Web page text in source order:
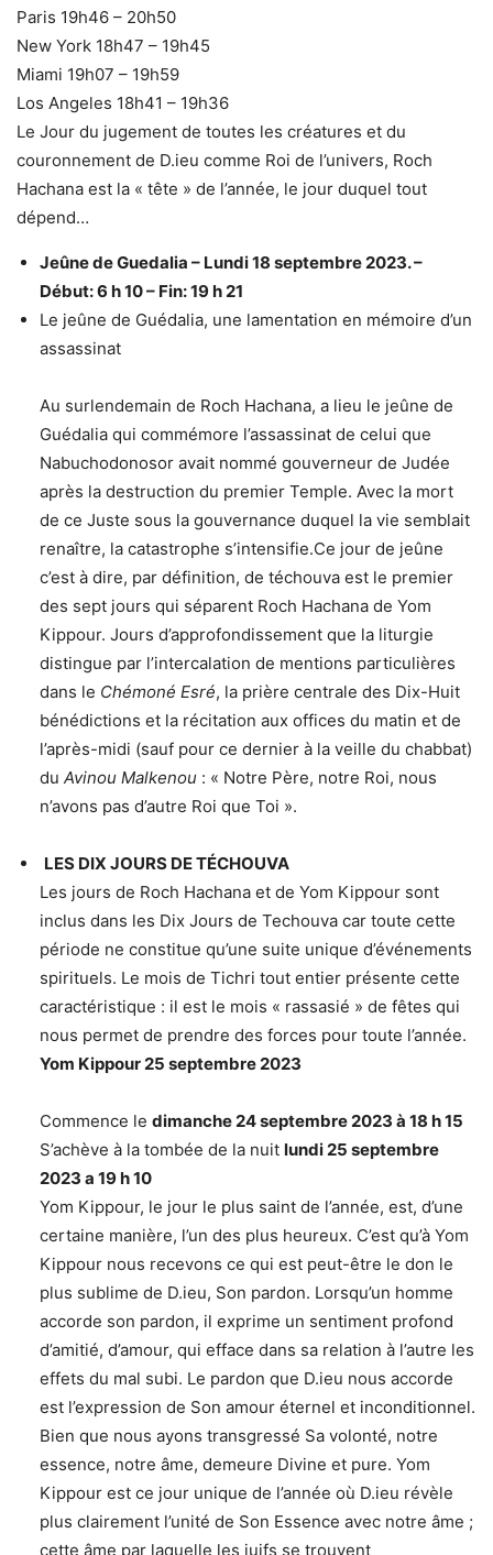
Paris 19h46 – 20h50
New York 18h47 – 19h45
Miami 19h07 – 19h59
Los Angeles 18h41 – 19h36
Le Jour du jugement de toutes les créatures et du
couronnement de D.ieu comme Roi de l’univers, Roch
Hachana est la « tête » de l’année, le jour duquel tout
dépend…
Jeûne de Guedalia – Lundi 18 septembre 2023. –
Début: 6 h 10 – Fin: 19 h 21
Le jeûne de Guédalia, une lamentation en mémoire d’un
assassinat
Au surlendemain de Roch Hachana, a lieu le jeûne de
Guédalia qui commémore l’assassinat de celui que
Nabuchodonosor avait nommé gouverneur de Judée
après la destruction du premier Temple. Avec la mort
de ce Juste sous la gouvernance duquel la vie semblait
renaître, la catastrophe s’intensifie.Ce jour de jeûne
c’est à dire, par définition, de téchouva est le premier
des sept jours qui séparent Roch Hachana de Yom
Kippour. Jours d’approfondissement que la liturgie
distingue par l’intercalation de mentions particulières
dans le Chémoné Esré, la prière centrale des Dix-Huit
bénédictions et la récitation aux offices du matin et de
l’après-midi (sauf pour ce dernier à la veille du chabbat)
du Avinou Malkenou : « Notre Père, notre Roi, nous
n’avons pas d’autre Roi que Toi ».
LES DIX JOURS DE TÉCHOUVA
Les jours de Roch Hachana et de Yom Kippour sont
inclus dans les Dix Jours de Techouva car toute cette
période ne constitue qu’une suite unique d’événements
spirituels. Le mois de Tichri tout entier présente cette
caractéristique : il est le mois « rassasié » de fêtes qui
nous permet de prendre des forces pour toute l’année.
Yom Kippour 25 septembre 2023
Commence le dimanche 24 septembre 2023 à 18 h 15
S’achève à la tombée de la nuit lundi 25 septembre
2023 a 19 h 10
Yom Kippour, le jour le plus saint de l’année, est, d’une
certaine manière, l’un des plus heureux. C’est qu’à Yom
Kippour nous recevons ce qui est peut-être le don le
plus sublime de D.ieu, Son pardon. Lorsqu’un homme
accorde son pardon, il exprime un sentiment profond
d’amitié, d’amour, qui efface dans sa relation à l’autre les
effets du mal subi. Le pardon que D.ieu nous accorde
est l’expression de Son amour éternel et inconditionnel.
Bien que nous ayons transgressé Sa volonté, notre
essence, notre âme, demeure Divine et pure. Yom
Kippour est ce jour unique de l’année où D.ieu révèle
plus clairement l’unité de Son Essence avec notre âme ;
cette âme par laquelle les juifs se trouvent